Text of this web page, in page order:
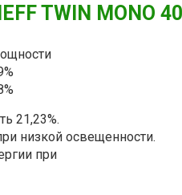
TWIN MONO
21,23%.
низкой освещенности.
при